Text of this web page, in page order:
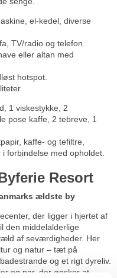
el-kedel, diverse
TV/radio og telefon.
eller altan med
hotspot.
1 viskestykke, 2
pose kaffe, 2 tebreve, 1
kaffe- og tefiltre,
forbindelse med opholdet.
Resort
ældste by
der ligger i hjertet af
den middelalderlige
af seværdigheder. Her
og natur – tæt på
og et rigt dyreliv.
og par, der ønsker at